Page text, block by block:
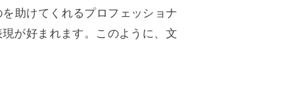
助けてくれるプロフェッショナ
が好まれます。このように、文